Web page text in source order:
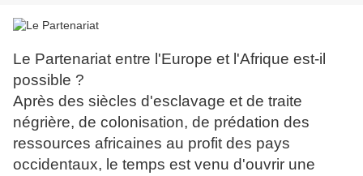
Le Partenariat entre l'Europe et l'Afrique est-il
possible ?
Après des siècles d'esclavage et de traite
négrière, de colonisation, de prédation des
ressources africaines au profit des pays
occidentaux, le temps est venu d'ouvrir une